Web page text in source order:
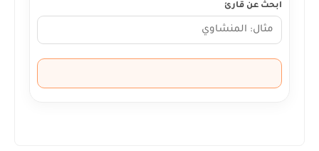
ابحث عن قارئ